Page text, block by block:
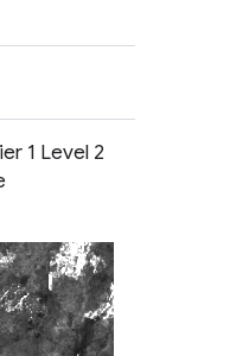
1 Level 2